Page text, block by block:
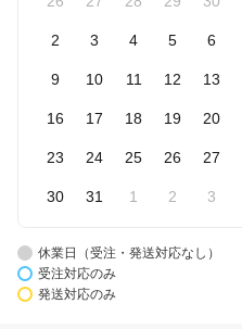
2 3 4 5 6
9 10 11 12 13
16 17 18 19 20
23 24 25 26 27
30 31 1 2 3
休業日（受注・発送対応なし）
受注対応のみ
発送対応のみ